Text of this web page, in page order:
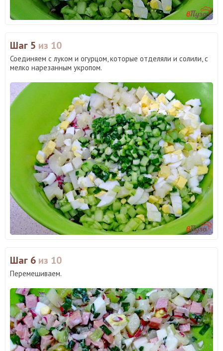
Шаг 5 из 10
Соединяем с луком и огурцом, которые отделяли и солили, с
мелко нарезанным укропом.
Шаг 6 из 10
Перемешиваем.